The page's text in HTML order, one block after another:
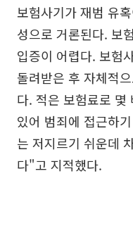
보험사기가 재범 유
성으로 거론된다. 보
입증이 어렵다. 보험
돌려받은 후 자체적
다. 적은 보험료로 몇
있어 범죄에 접근하
는 저지르기 쉬운데
다"고 지적했다.